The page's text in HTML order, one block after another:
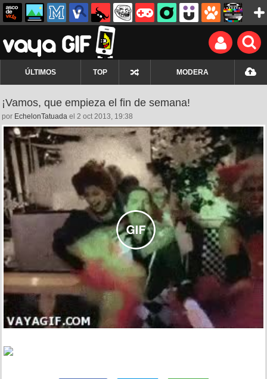
ÚLTIMOS TOP MODERA
¡Vamos, que empieza el fin de semana!
por EchelonTatuada el 2 oct 2013, 19:38